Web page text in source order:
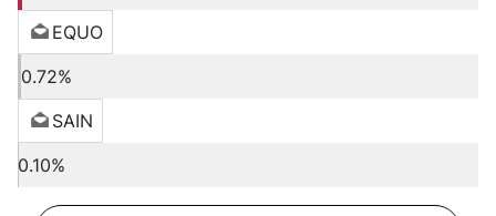
EQUO
0.72%
SAIN
0.10%